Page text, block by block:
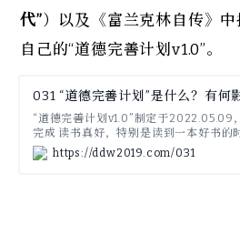
代”）以及《富兰克林自传》中
自己的“道德完善计划v1.0”。
“道德完善计划v1.0”制定于2022.05.09
完成 读书真好，特别是读到一本好书的
“道德完善计划”完全是不敢想的事情呀
反人性的道德完善计划。
https://ddw2019.com/031